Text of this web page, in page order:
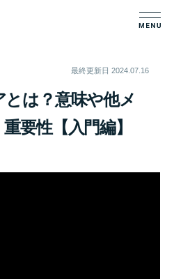
最終更新日 2024.07.16
は？意味や他メ
要性【入門編】